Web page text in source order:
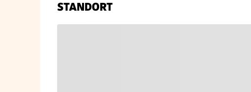
STANDORT